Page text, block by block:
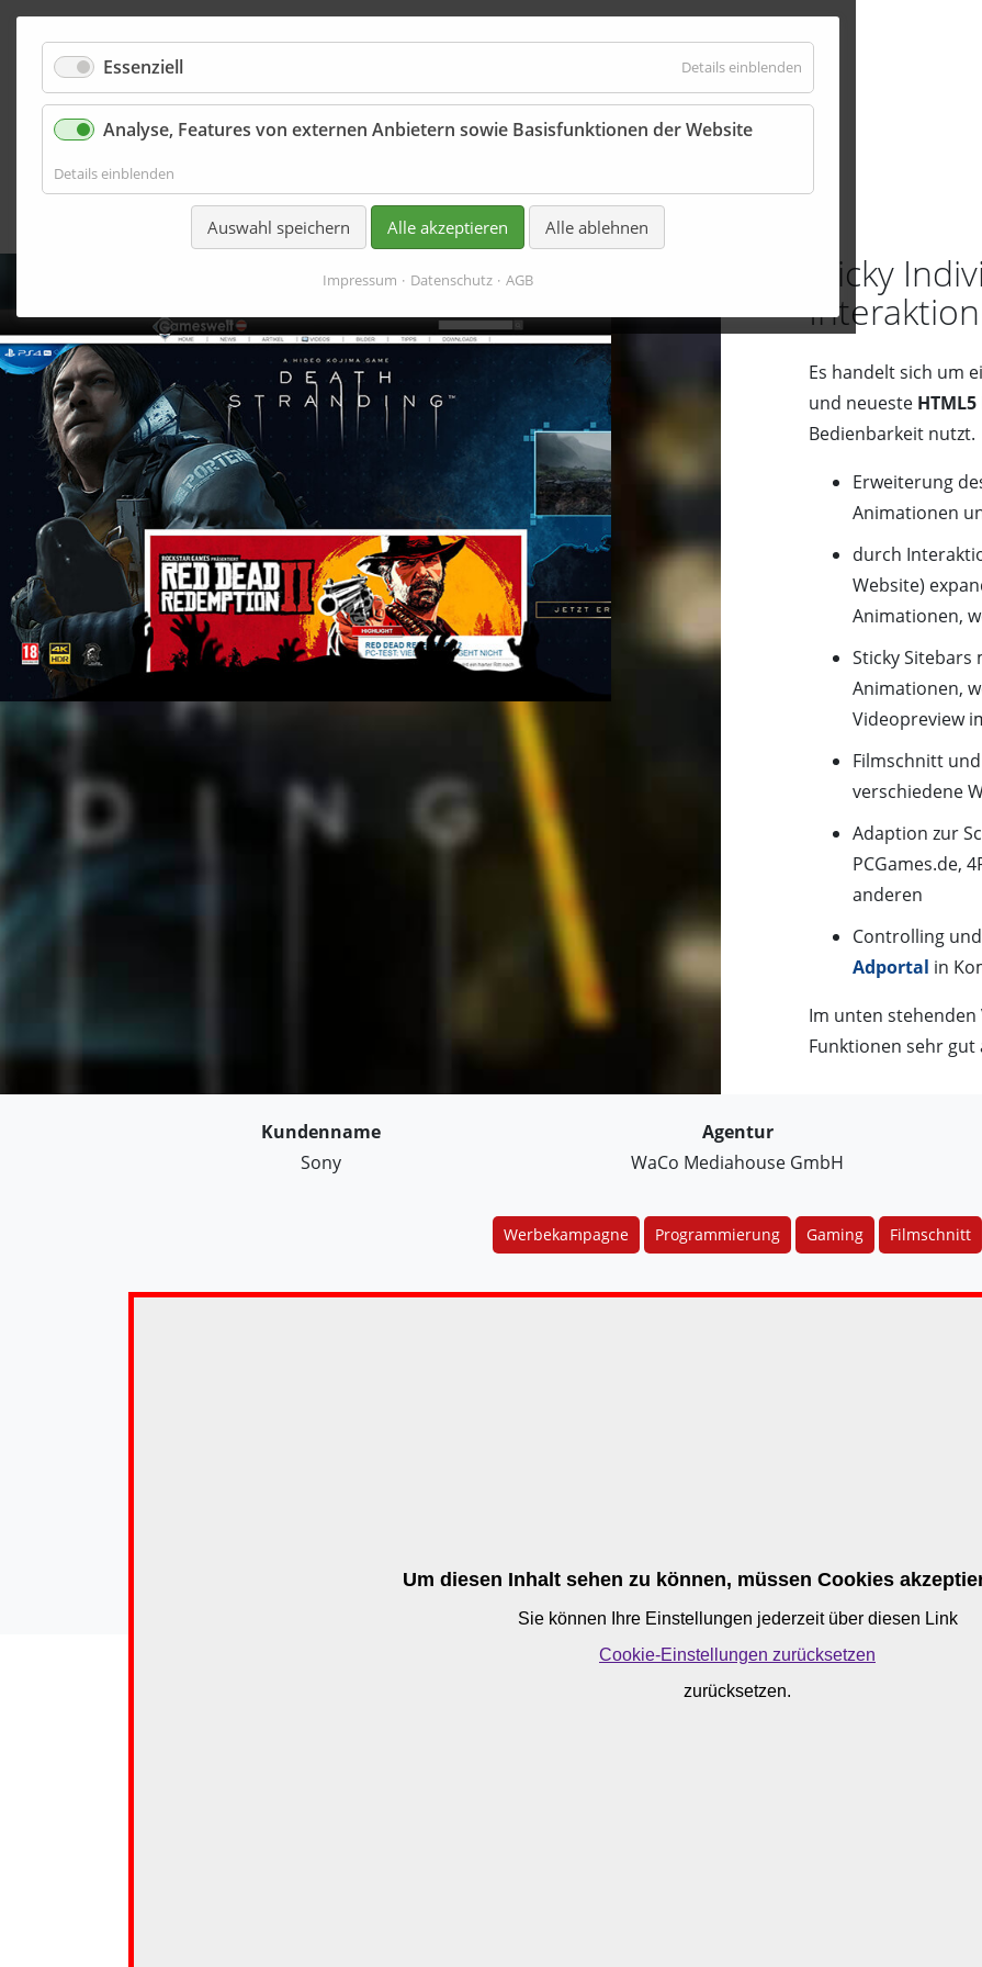
Essenziell Details einblenden
Essenziell
Analyse, Features von externen Anbietern sowie Basisfunktionen der Website
Details einblenden
Analyse,
Features
externen
Basisfunktionen
der
Auswahl speichern Alle akzeptieren Alle ablehnen
Impressum Datenschutz AGB
Werbemittelkreation
sticky
Es handelt sich um
und neueste HTML5
Bedienbarkeit nutzt.
Erweiterung
Animationen
durch
Website)
Animationen,
Sticky
Animationen,
Videopreview
Filmschnitt
verschiedene
Adaption zur
PCGames.de,
anderen
Controlling
Adportal in
Im unten stehenden
Funktionen sehr gut
Kundenname
Sony
Agentur
WaCo Mediahouse GmbH
Werbekampagne Programmierung Gaming Filmschnitt